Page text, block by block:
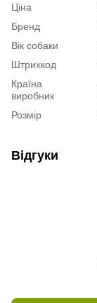
Ціна
Бренд
Вік собаки
Штрихкод
Країна
виробник
Розмір
Відгуки